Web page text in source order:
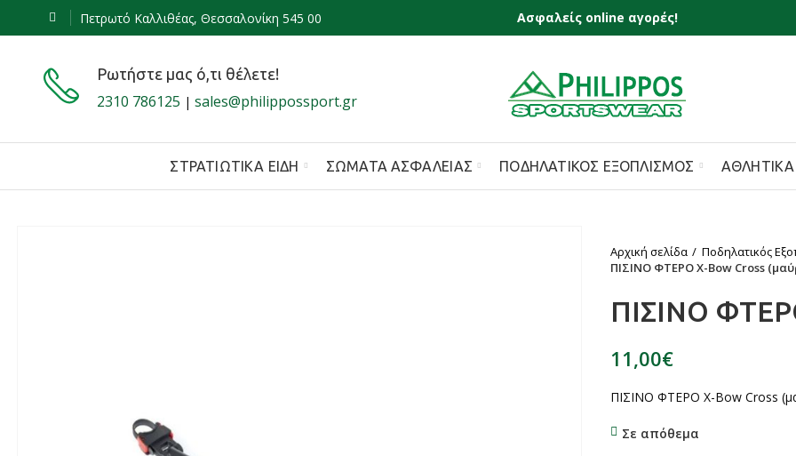
Πετρωτό Καλλιθέας, Θεσσαλονίκη 545 00 Ασφαλείς online αγορές!
Ρωτήστε μας ό,τι θέλετε!
2310 786125 | sales@philippossport.gr
ΣΤΡΑΤΙΩΤΙΚΆ ΕΊΔΗ ΣΏΜΑΤΑ ΑΣΦΑΛΕΊΑΣ ΠΟΔΗΛΑΤΙΚΌΣ ΕΞΟΠΛΙΣΜΌΣ ΑΘΛΗΤΙΚΆ
Αρχική σελίδα Ποδηλατικός
ΠΙΣΙΝΟ ΦΤΕΡΟ X-Bow Cross
ΠΙΣΙΝΟ
€
ΠΙΣΙΝΟ ΦΤΕΡΟ X-Bow Cross
Σε απόθεμα